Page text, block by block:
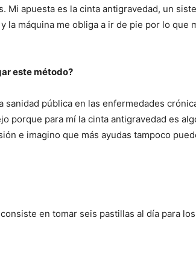
Mi apuesta es la cinta antigravedad, un
la máquina me obliga a ir de pie por lo que
este método?
sanidad pública en las enfermedades
porque para mí la cinta antigravedad es
e imagino que más ayudas tampoco
en tomar seis pastillas al día para